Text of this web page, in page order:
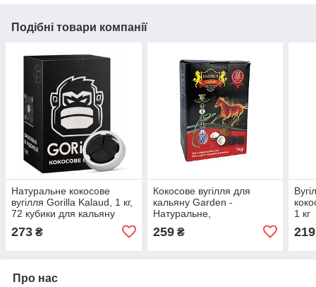
Подібні товари компанії
Натуральне кокосове
вугілля Gorilla Kalaud, 1 кг,
72 кубики для кальяну
273 ₴
Кокосове вугілля для
кальяну Garden -
Натуральне,
Швидкозаймисте, 1 кг, 72
кубики в упаковці
259₴
1 кг
219
Про нас